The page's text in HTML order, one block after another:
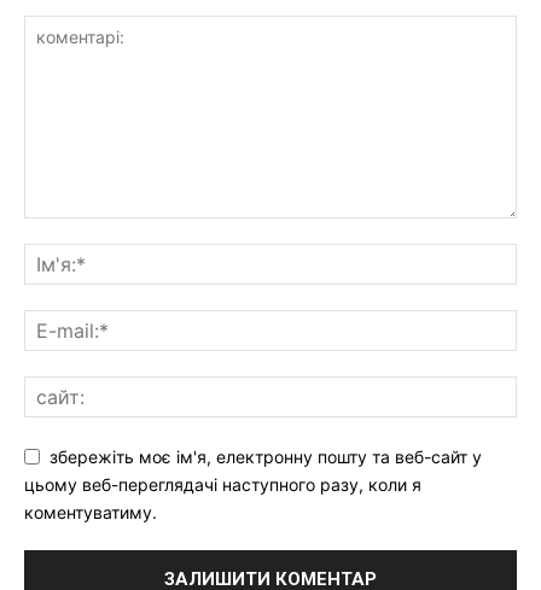
збережіть моє ім'я, електронну пошту та веб-сайт у
цьому веб-переглядачі наступного разу, коли я
коментуватиму.